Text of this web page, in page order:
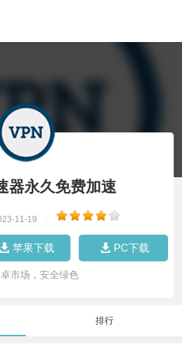
器永久免费加速
11-19
苹果下载 PC下载
市场，安全绿色
排行